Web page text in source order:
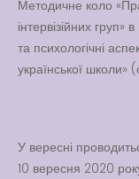
Методичне коло
інтервізійних
та психологічні
української
У вересні
10 вересня 2020